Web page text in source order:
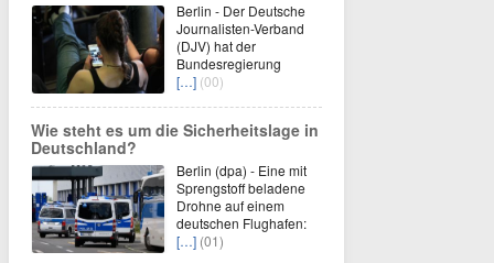
Berlin - Der Deutsche
Journalisten-Verband
(DJV) hat der
Bundesregierung
[…] (00)
Wie steht es um die Sicherheitslage in
Deutschland?
Berlin (dpa) - Eine mit
Sprengstoff beladene
Drohne auf einem
deutschen Flughafen:
[…] (01)